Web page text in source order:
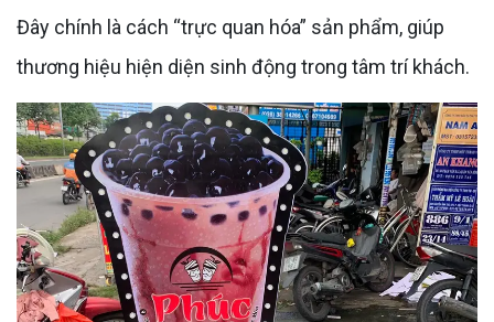
Đây chính là cách “trực quan hóa” sản phẩm, giúp
thương hiệu hiện diện sinh động trong tâm trí khách.